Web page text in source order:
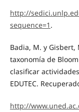
http://
sequence=1 .
Badia, M. y Gisbert,
taxonomía de
clasificar
EDUTEC.
http://